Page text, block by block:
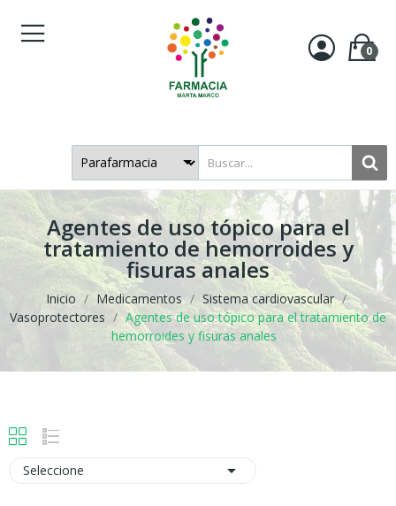
0
Agentes de uso tópico para el
tratamiento de hemorroides y
fisuras anales
Inicio Medicamentos
Sistema cardiovascular
Vasoprotectores
Agentes de uso tópico para el tratamiento de
hemorroides y fisuras anales
Seleccione 